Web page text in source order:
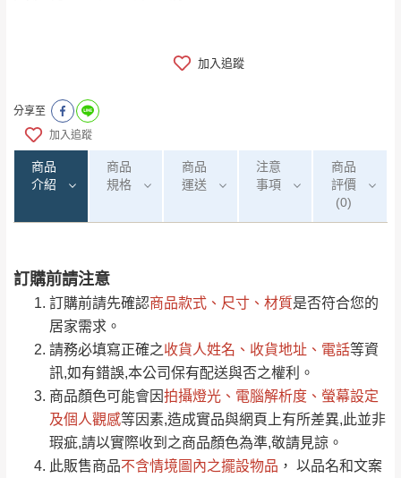
加入追蹤
分享至
加入追蹤
商品
介紹
商品
規格
商品
運送
注意
事項
商品
評價
(0)
訂購前請注意
訂購前請先確認商品款式、尺寸、材質是否符合您的
居家需求。
請務必填寫正確之收貨人姓名、收貨地址、電話等資
訊,如有錯誤,本公司保有配送與否之權利。
商品顏色可能會因拍攝燈光、電腦解析度、螢幕設定
及個人觀感等因素,造成實品與網頁上有所差異,此並非
瑕疵,請以實際收到之商品顏色為準,敬請見諒。
此販售商品不含情境圖內之擺設物品 ， 以品名和文案
運 費 說 明
運送地區 運送費用
偏遠地區
（請先線上詢問 LINE
→@dershin ）
桃園 復興鄉
注意事項：
由於品項繁多，網頁無法及時更新，如有需
要購買商品，請於出發前來電或到「官方
Line客服」來信確認商品是否有「現貨」與
「金額」。
若商品價格或庫存有異常，商家有權取消訂
單。部分網路商品恕無法更改原設計或客製，敬請
見諒！
0/5 (0)筆
全部 依評論高至低排列
依評論低至高排列 只顯示附上圖片
只顯示附上評論